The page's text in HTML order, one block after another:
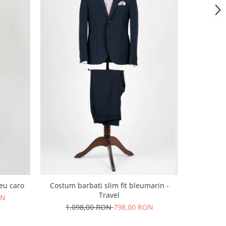
caro
Costum barbati slim fit bleumarin -
Travel
1.098,00 RON798,00 RON